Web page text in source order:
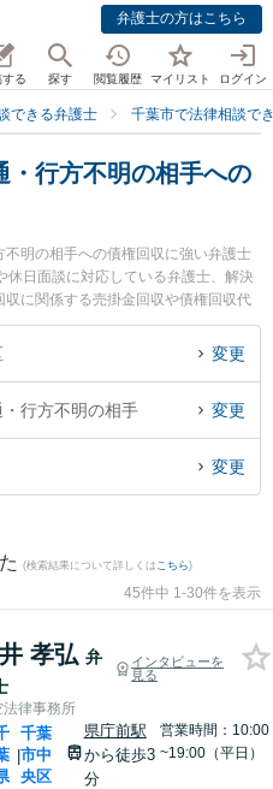
弁護士の方はこちら
る 探す 閲覧履歴 マイリスト ログイン
できる弁護士 千葉市で法律相談で
・行方不明の相手への
明の相手への債権回収に強い弁護士
休日面談に対応している弁護士、解決
に関係する売掛金回収や債権回収代
り込み検索もでき便利です。特に星
合法律事務所の石垣 ゆり子弁護士、み
今すぐに弁護士に相談したい』『音
ラブル解決の実績豊富な近くの弁護
通・行方不明の相手への債権回収を
変更
行方不明の相手 変更
変更
(検索結果について詳しくは こちら)
45件中 1-30件を表示
孝弘 弁
インタビューを
見る
法律事務所
|
千葉
市中
央区
県庁前駅
から徒歩3
分
営業時間：10:00
~19:00（平日）